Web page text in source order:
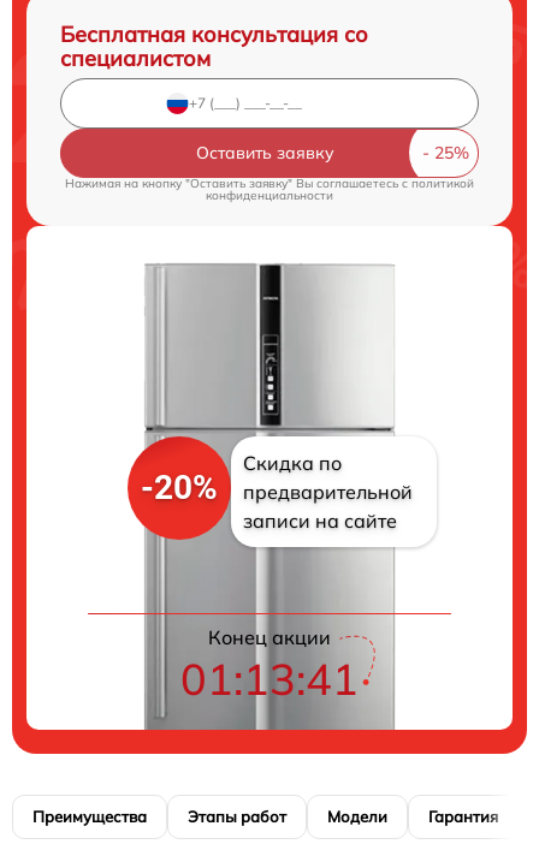
Бесплатная консультация со
специалистом
Оставить заявку
Нажимая на кнопку "Оставить заявку" Вы соглашаетесь cполитикой
конфиденциальности
-20%
Скидка по
предварительной
записи на сайте
Конец акции
01:13:40
Преимущества Этапы работ Модели Гарантия